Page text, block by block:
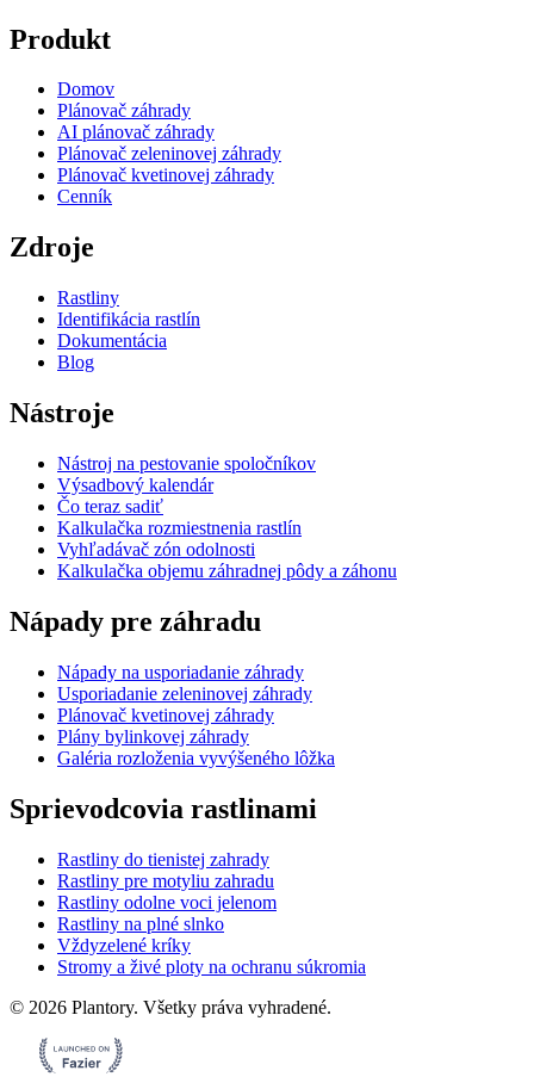
Produkt
Domov
Plánovač záhrady
AI plánovač záhrady
Plánovač zeleninovej záhrady
Plánovač kvetinovej záhrady
Cenník
Zdroje
Rastliny
Identifikácia rastlín
Dokumentácia
Blog
Nástroje
Nástroj na pestovanie spoločníkov
Výsadbový kalendár
Čo teraz sadiť
Kalkulačka rozmiestnenia rastlín
Vyhľadávač zón odolnosti
Kalkulačka objemu záhradnej pôdy a záhonu
Nápady pre záhradu
Nápady na usporiadanie záhrady
Usporiadanie zeleninovej záhrady
Plánovač kvetinovej záhrady
Plány bylinkovej záhrady
Galéria rozloženia vyvýšeného lôžka
Sprievodcovia rastlinami
Rastliny do tienistej zahrady
Rastliny pre motyliu zahradu
Rastliny odolne voci jelenom
Rastliny na plné slnko
Vždyzelené kríky
Stromy a živé ploty na ochranu súkromia
© 2026 Plantory. Všetky práva vyhradené.